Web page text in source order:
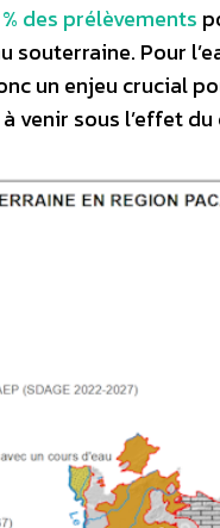
% des prélèvements
souterraine. Pour
un enjeu crucial
venir sous l’effet